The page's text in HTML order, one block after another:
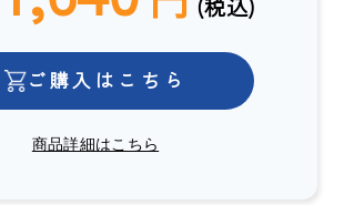
(税込)
ご購入はこちら
商品詳細はこちら